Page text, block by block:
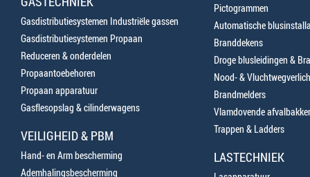
Gasdistributiesystemen Industriële gassen
Gasdistributiesystemen Propaan
Reduceren & onderdelen
Propaantoebehoren
Propaan apparatuur
Gasflesopslag & cilinderwagens
VEILIGHEID & PBM
Hand- en Arm bescherming
Ademhalingsbescherming
Pictogrammen
Automatische
Branddekens
Droge blusleidingen &
Nood- &
Brandmelders
Vlamdovende
Trappen & Ladders
LASTECHNIEK